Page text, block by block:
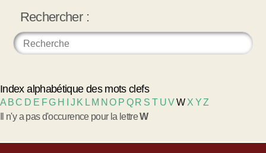
Rechercher :
Index alphabétique des mots clefs
A BC D E FG H J K L M NO P Q R S T UVW X YZ
Il n'y a pas d'occurence pour la lettreW